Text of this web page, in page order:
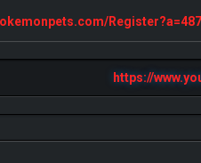
https://